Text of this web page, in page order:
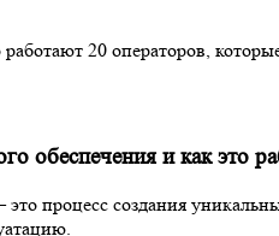
20 операторов,
обеспечения и как это
процесс создания